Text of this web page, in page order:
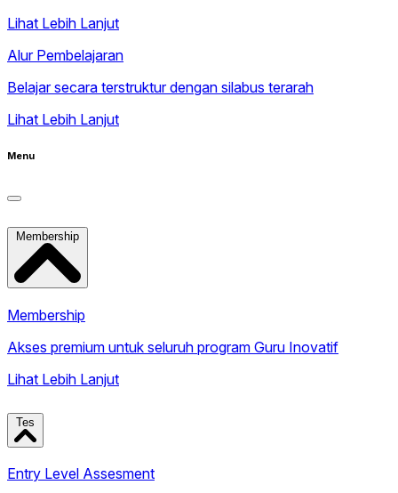
Lihat Lebih Lanjut
Alur Pembelajaran
Belajar secara terstruktur dengan silabus terarah
Lihat Lebih Lanjut
Menu
Membership
Membership
Akses premium untuk seluruh program Guru Inovatif
Lihat Lebih Lanjut
Tes
Entry Level Assesment